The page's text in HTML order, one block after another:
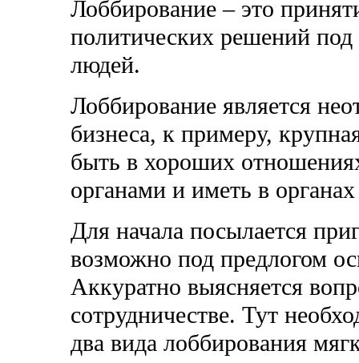
Лоббирование – это
политических решений
людей.
Лоббирование является
бизнеса, к примеру,
быть в хороших
органами и иметь в органах
Для начала посылается
возможно под предлогом
Аккуратно выясняется
сотрудничестве. Тут
два вида лоббирования